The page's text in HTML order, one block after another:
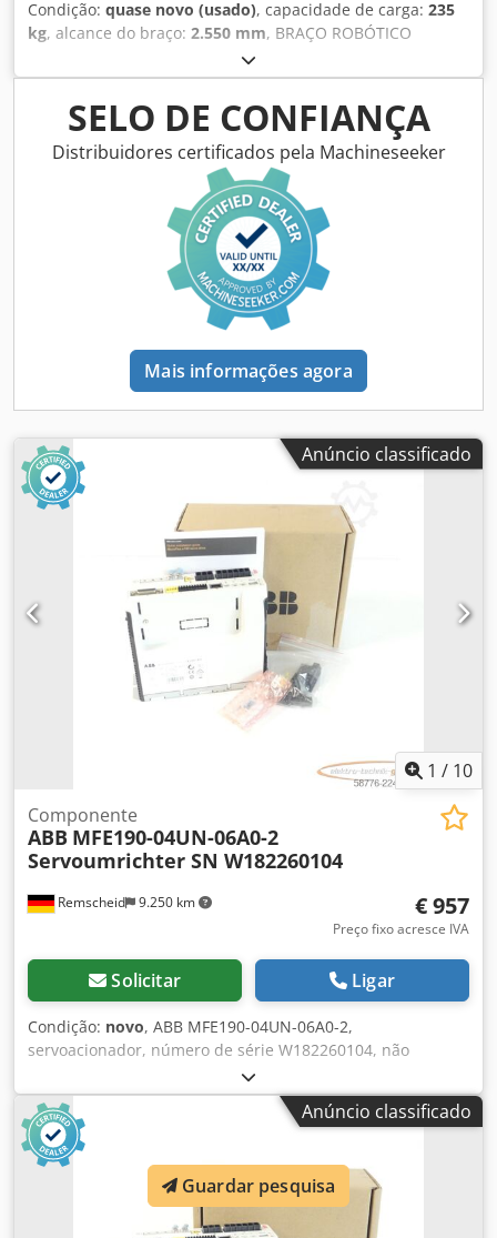
Condição: quase novo (usado), capacidade de carga: 235
kg, alcance do braço: 2.550 mm, BRAÇO ROBÓTICO
MARCA: ABB MODELO: IRB 6640-235/2.55 Djdsztdgrepfx Af
Deck DESCRIÇÃO TÉCNICA CAPACIDADE DE CARGA: 235 KG
ALCANCE MÁXIMO: 2550 MM CONTROLE: IRC 5 ENTREGA A
PARTIR DE ARMAZÉM NA ALEMANHA
SELO DE CONFIANÇA
Distribuidores certificados pela Machineseeker
Mais informações agora
Anúncio classificado
1 / 10
Remscheid 9.250 km
Componente
ABB MFE190-04UN-06A0-2
Servoumrichter SN W182260104
€ 957
Preço fixo acresce IVA
Solicitar Ligar
Condição: novo, ABB MFE190-04UN-06A0-2,
servoacionador, número de série W182260104, não
utilizado, em embalagem original aberta, 100% funcional.
O conteúdo da entrega corresponde às fotos. Dodpfx Aozn
D T Ijf Dsck
Anúncio classificado
Guardar pesquisa